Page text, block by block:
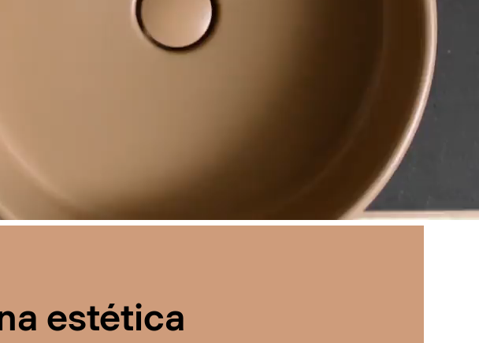
estética